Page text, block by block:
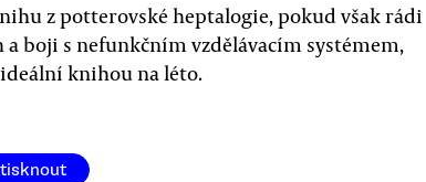
z potterovské heptalogie, pokud však rádi
a boji s nefunkčním vzdělávacím systémem,
knihou na léto.